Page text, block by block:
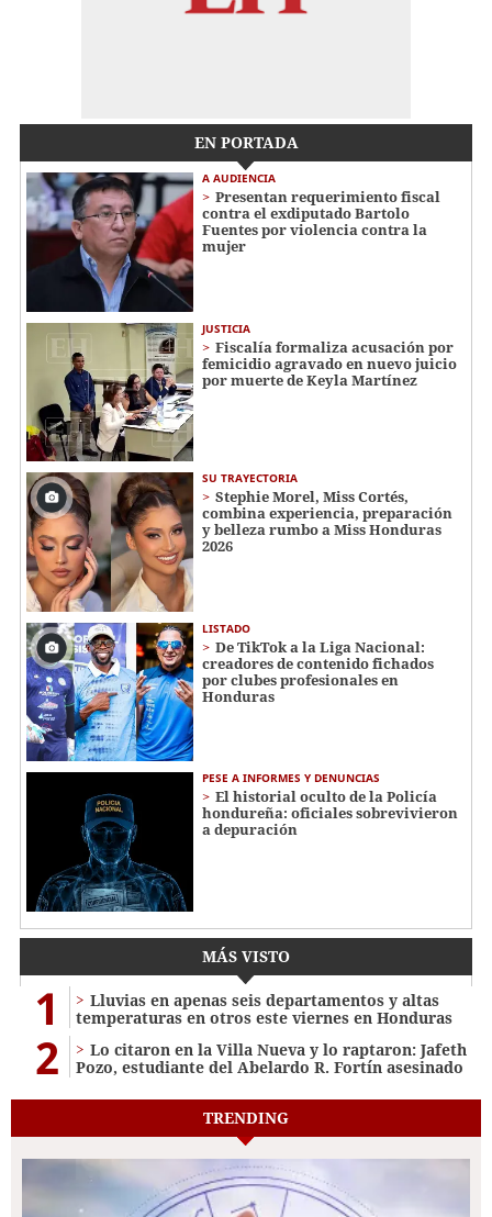
EN PORTADA
A AUDIENCIA
Presentan requerimiento fiscal
contra el exdiputado Bartolo
Fuentes por violencia contra la
mujer
JUSTICIA
Fiscalía formaliza acusación por
femicidio agravado en nuevo juicio
por muerte de Keyla Martínez
SU TRAYECTORIA
Stephie Morel, Miss Cortés,
combina experiencia, preparación
y belleza rumbo a Miss Honduras
2026
LISTADO
De TikTok a la Liga Nacional:
creadores de contenido fichados
por clubes profesionales en
Honduras
PESE A INFORMES Y DENUNCIAS
El historial oculto de la Policía
hondureña: oficiales sobrevivieron
a depuración
MÁS VISTO
1
Lluvias en apenas seis departamentos y altas
temperaturas en otros este viernes en Honduras
2
Lo citaron en la Villa Nueva y lo raptaron: Jafeth
Pozo, estudiante del Abelardo R. Fortín asesinado
TRENDING